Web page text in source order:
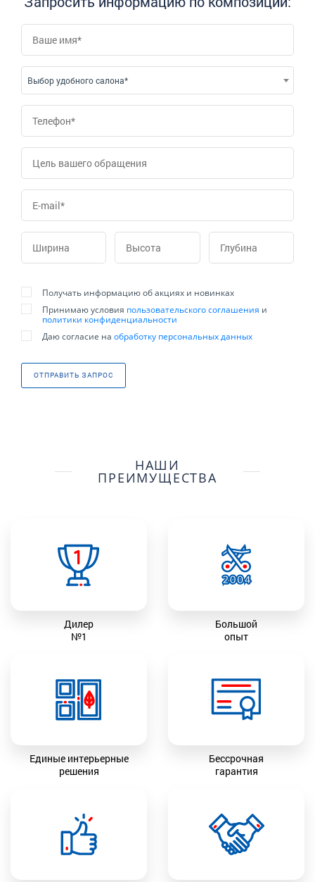
Выбор удобного салона*
ОТПРАВИТЬ ЗАПРОС
Получать информацию об акциях и новинках
Принимаю условия пользовательского соглашения и
политики конфиденциальности
Даю согласие на обработку персональных данных
НАШИ
ПРЕИМУЩЕСТВА
Дилер
№1
Большой
опыт
Единые интерьерные
решения
Бессрочная
гарантия